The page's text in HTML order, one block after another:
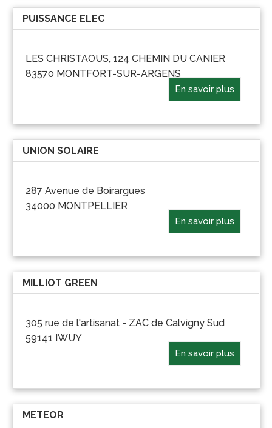
PUISSANCE ELEC
LES CHRISTAOUS, 124 CHEMIN DU CANIER
83570 MONTFORT-SUR-ARGENS
En savoir plus
UNION SOLAIRE
287 Avenue de Boirargues
34000 MONTPELLIER
En savoir plus
MILLIOT GREEN
305 rue de l'artisanat - ZAC de Calvigny Sud
59141 IWUY
En savoir plus
METEOR